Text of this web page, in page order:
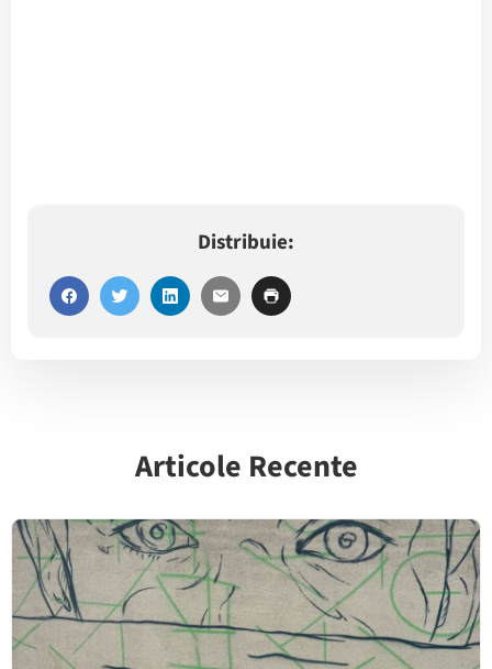
Distribuie:
Articole Recente